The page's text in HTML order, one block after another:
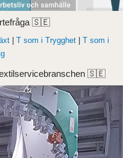
🇸🇪
| T som i Trygghet| T som i
🇸🇪